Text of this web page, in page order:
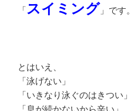
「スイミング 」です。
とはいえ、
「泳げない」
「いきなり泳ぐのはきつい」